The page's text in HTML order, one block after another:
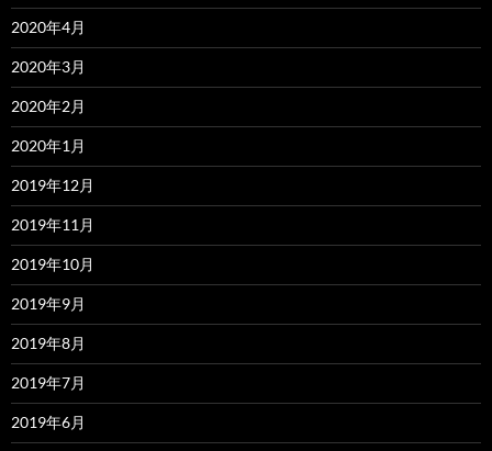
2020年4月
2020年3月
2020年2月
2020年1月
2019年12月
2019年11月
2019年10月
2019年9月
2019年8月
2019年7月
2019年6月